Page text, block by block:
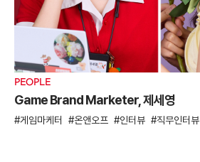
PEOPLE
Game Brand Marketer, 제세영
게임마케터 온앤오프 인터뷰 직무인터뷰